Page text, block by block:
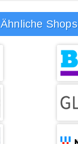
Ähnliche Shops